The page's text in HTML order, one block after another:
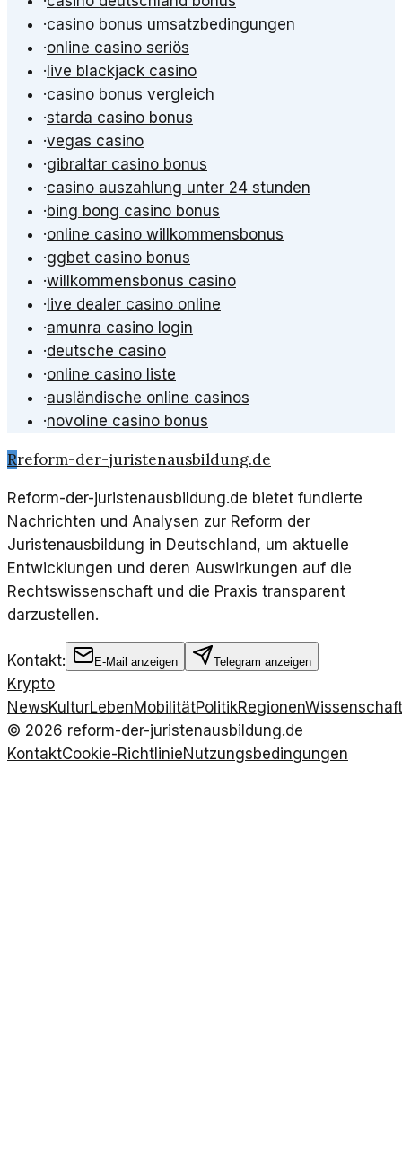
·casino bonus umsatzbedingungen
·online casino seriös
·live blackjack casino
·casino bonus vergleich
·starda casino bonus
·vegas casino
·gibraltar casino bonus
·casino auszahlung unter 24 stunden
·bing bong casino bonus
·online casino willkommensbonus
·ggbet casino bonus
·willkommensbonus casino
·live dealer casino online
·amunra casino login
·deutsche casino
·online casino liste
·ausländische online casinos
·novoline casino bonus
Rreform-der-juristenausbildung.de
Reform-der-juristenausbildung.de bietet fundierte
Nachrichten und Analysen zur Reform der
Juristenausbildung in Deutschland, um aktuelle
Entwicklungen und deren Auswirkungen auf die
Rechtswissenschaft und die Praxis transparent
darzustellen.
Kontakt: E-Mail anzeigen Telegram anzeigen
Krypto
NewsKulturLebenMobilitätPolitikRegionenWissenschaft
© 2026 reform-der-juristenausbildung.de
KontaktCookie-RichtlinieNutzungsbedingungen